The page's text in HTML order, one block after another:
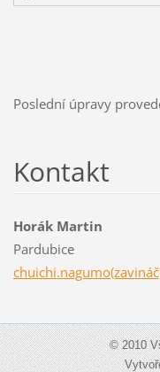
Poslední úpravy
Kontakt
Horák Martin
Pardubice
© 2010